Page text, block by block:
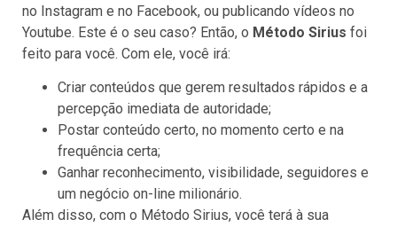
no Instagram e no Facebook, ou publicando vídeos no
Youtube. Este é o seu caso? Então, o Método Sirius foi
feito para você. Com ele, você irá:
Criar conteúdos que gerem resultados rápidos e a
percepção imediata de autoridade;
Postar conteúdo certo, no momento certo e na
frequência certa;
Ganhar reconhecimento, visibilidade, seguidores e
um negócio on-line milionário.
Além disso, com o Método Sirius, você terá à sua